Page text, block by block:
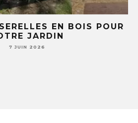
EN BOIS POUR
JARDIN
7 JUIN 2026